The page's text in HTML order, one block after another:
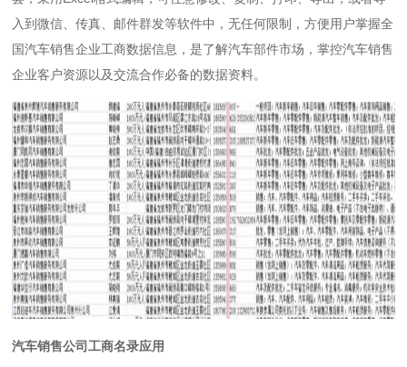
入到微信、传真、邮件群发等软件中，无任何限制，方便用户掌握全
国汽车销售企业工商数据信息，是了解汽车部件市场，掌控汽车销售
企业客户资源以及交流合作必备的数据资料。
汽车销售公司工商名录应用